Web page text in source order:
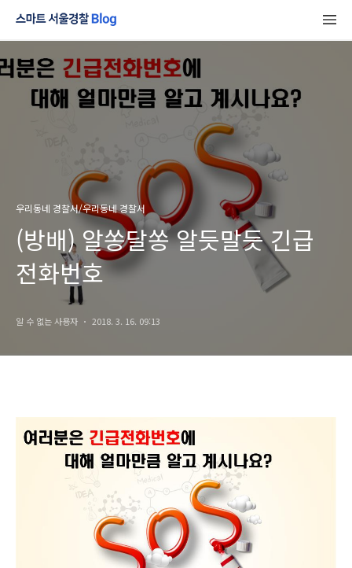
우리동네 경찰서/우리동네 경찰서
(방배) 알쏭달쏭 알듯말듯 긴급
전화번호
알 수 없는 사용자 2018. 3. 16. 09:13